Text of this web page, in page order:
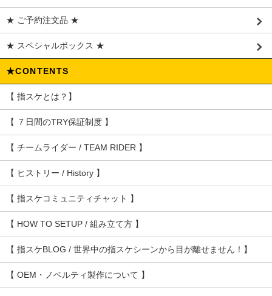
★ ご予約注文品 ★
★ スペシャルボックス ★
★CONTENTS
【 指スケとは？】
【 ７日間のTRY保証制度 】
【 チームライダー / TEAM RIDER 】
【 ヒストリー / History 】
【 指スケコミュニティチャット 】
【 HOW TO SETUP / 組み立て方 】
【 指スケBLOG / 世界中の指スケシーンから目が離せません！】
【 OEM・ノベルティ製作について 】